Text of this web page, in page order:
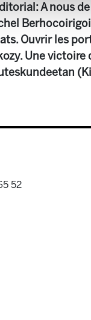
A nous
Ouvrir les
Une
52